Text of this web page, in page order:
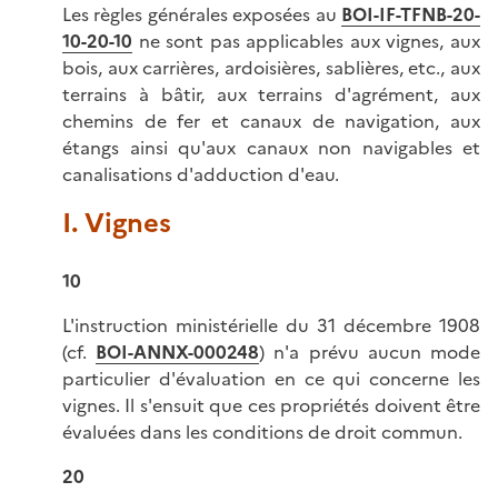
Les règles générales exposées au BOI-IF-TFNB-20-
10-20-10 ne sont pas applicables aux vignes, aux
bois, aux carrières, ardoisières, sablières, etc., aux
terrains à bâtir, aux terrains d'agrément, aux
chemins de fer et canaux de navigation, aux
étangs ainsi qu'aux canaux non navigables et
canalisations d'adduction d'eau.
I. Vignes
10
L'instruction ministérielle du 31 décembre 1908
(cf. BOI-ANNX-000248) n'a prévu aucun mode
particulier d'évaluation en ce qui concerne les
vignes. Il s'ensuit que ces propriétés doivent être
évaluées dans les conditions de droit commun.
20